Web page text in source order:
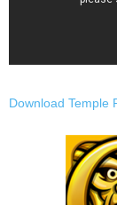
Download Temple